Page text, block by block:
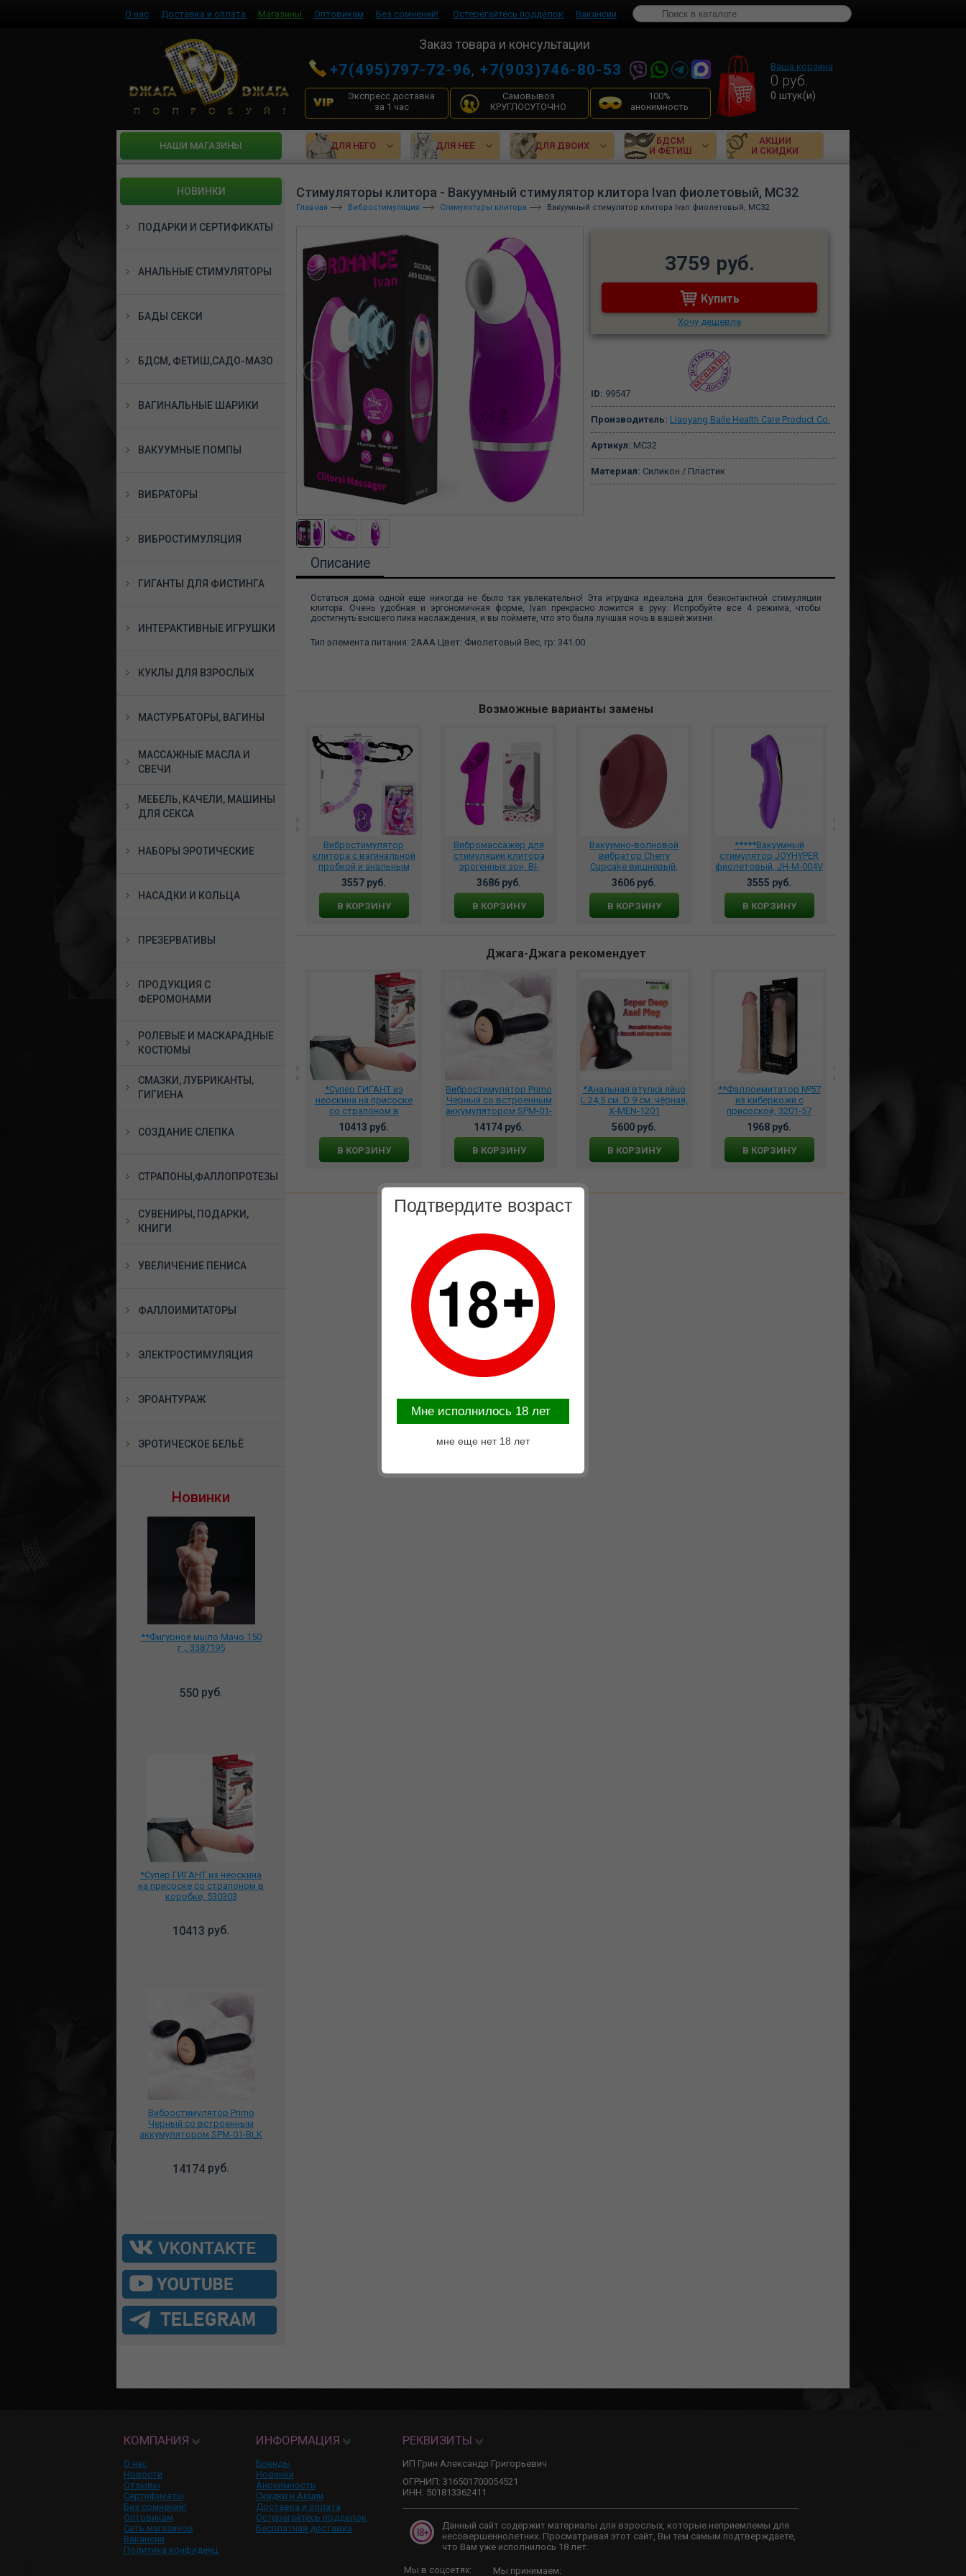
О нас Доставка и оплата Магазины Оптовикам Без сомнений! Остерегайтесь подделок Вакансии
Заказ товара и консультации
+7(495)797-72-96,+7(903)746-80-53
Экспресс доставка
за 1 час
Самовывоз
КРУГЛОСУТОЧНО
100%
анонимность
Ваша корзина
0 руб.
0 штук(и)
HАШИ МАГАЗИНЫ ДЛЯ НЕГО ДЛЯ НЕЁ ДЛЯ ДВОИХ
БДСМ
И ФЕТИШ
АКЦИИ
И СКИДКИ
НОВИНКИ
ПОДАРКИ И СЕРТИФИКАТЫ
АНАЛЬНЫЕ СТИМУЛЯТОРЫ
БАДЫ СЕКСИ
БДСМ, ФЕТИШ,САДО-МАЗО
ВАГИНАЛЬНЫЕ ШАРИКИ
ВАКУУМНЫЕ ПОМПЫ
ВИБРАТОРЫ
ВИБРОСТИМУЛЯЦИЯ
ГИГАНТЫ ДЛЯ ФИСТИНГА
ИНТЕРАКТИВНЫЕ ИГРУШКИ
КУКЛЫ ДЛЯ ВЗРОСЛЫХ
МАСТУРБАТОРЫ, ВАГИНЫ
МАССАЖНЫЕ МАСЛА И
СВЕЧИ
МЕБЕЛЬ, КАЧЕЛИ, МАШИНЫ
ДЛЯ СЕКСА
НАБОРЫ ЭРОТИЧЕСКИЕ
НАСАДКИ И КОЛЬЦА
ПРЕЗЕРВАТИВЫ
ПРОДУКЦИЯ С
ФЕРОМОНАМИ
РОЛЕВЫЕ И МАСКАРАДНЫЕ
КОСТЮМЫ
СМАЗКИ, ЛУБРИКАНТЫ,
ГИГИЕНА
СОЗДАНИЕ СЛЕПКА
СТРАПОНЫ,ФАЛЛОПРОТЕЗЫ
СУВЕНИРЫ, ПОДАРКИ,
КНИГИ
УВЕЛИЧЕНИЕ ПЕНИСА
ФАЛЛОИМИТАТОРЫ
ЭЛЕКТРОСТИМУЛЯЦИЯ
ЭРОАНТУРАЖ
ЭРОТИЧЕСКОЕ БЕЛЬЁ
Новинки
**Фигурное мыло Мачо 150
г ., 3387195
550 руб.
*Супер ГИГАНТ из неоскина
на присоске со страпоном в
коробке, 530303
10413 руб.
Вибростимулятор Primo
Черный со встроенным
аккумулятором SPM-01-BLK
14174руб.
Стимуляторы клитора - Вакуумный стимулятор клитора Ivan фиолетовый, MC32
Главная Вибростимуляция Стимуляторы клитора Вакуумный стимулятор клитора Ivan фиолетовый, MC32
3759 руб.
Купить
Хочу дешевле
ID: 99547
Производитель: Liaoyang Baile Health Care Product Co.
Артикул: MC32
Материал: Силикон / Пластик
Описание
Остаться дома одной еще никогда не было так увлекательно! Эта игрушка идеальна для безконтактной стимуляции
клитора. Очень удобная и эргономичная форме, Ivan прекрасно ложится в руку. Испробуйте все 4 режима, чтобы
достигнуть высшего пика наслаждения, и вы поймете, что это была лучшая ночь в вашей жизни.
Тип элемента питания: 2ААA Цвет: Фиолетовый Вес, гр: 341.00
Возможные варианты замены
стимулятор Romp
Вакуумный стимулятор
JOYHYPER светло-
Вибростимулятор
клитора с вагинальной
пробкой и анальным
стимулятором,
фиолетовый BI-035011-
3557 руб.
В КОРЗИНУ
Вибромассажер для
стимуляции клитора
эрогенных зон, BI-
014332
3686 руб.
В КОРЗИНУ
Вакуумно-волновой
вибратор Cherry
Cupcake вишневый,
9210-01
3606 руб.
В КОРЗИНУ
*****Вакуумный
стимулятор JOYHYPER
фиолетовый, JH-M-004V
3555 руб.
В КОРЗИНУ
Джага-Джага рекомендует
вибрирующий Penetrix с
*Вибратор для точки
3465 руб.
*Супер ГИГАНТ из
неоскина на присоске
со страпоном в
коробке, 530303
10413 руб.
В КОРЗИНУ
Вибростимулятор Primo
Черный со встроенным
аккумулятором SPM-01-
BLK
14174 руб.
В КОРЗИНУ
*Анальная втулка яйцо
L 24,5 см. D 9 см. чёрная,
X-MEN-1201
5600 руб.
В КОРЗИНУ
**Фаллоимитатор №57
из киберкожи с
присоской, 3201-57
1968 руб.
В КОРЗИНУ
КОМПАНИЯ
О нас
Новости
Отзывы
Сертификаты
Без сомнений!
Оптовикам
Сеть магазинов
Вакансии
Политика конфиденц.
ИНФОРМАЦИЯ
Бренды
Новинки
Анонимность
Скидки и Акции
Доставка и оплата
Остерегайтесь подделок
Бесплатная доставка
РЕКВИЗИТЫ
ИП Грин Александр Григорьевич
ОГРНИП: 316501700054521
ИНН: 501813362411
Данный сайт содержит материалы для взрослых, которые неприемлемы для
несовершеннолетних. Просматривая этот сайт, Вы тем самым подтверждаете,
что Вам уже исполнилось 18 лет.
Мы в соцсетях: Мы принимаем:
Подтвердите возраст
Mне исполнилось 18 лет
мне еще нет 18 лет